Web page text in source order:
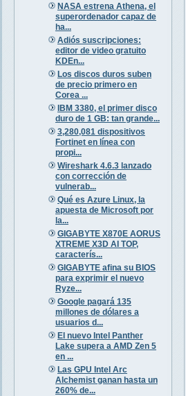
NASA estrena Athena, el
superordenador capaz de
ha...
Adiós suscripciones:
editor de video gratuito
KDEn...
Los discos duros suben
de precio primero en
Corea ...
IBM 3380, el primer disco
duro de 1 GB: tan grande...
3,280,081 dispositivos
Fortinet en línea con
propi...
Wireshark 4.6.3 lanzado
con corrección de
vulnerab...
Qué es Azure Linux, la
apuesta de Microsoft por
la...
GIGABYTE X870E AORUS
XTREME X3D AI TOP,
caracterís...
GIGABYTE afina su BIOS
para exprimir el nuevo
Ryze...
Google pagará 135
millones de dólares a
usuarios d...
El nuevo Intel Panther
Lake supera a AMD Zen 5
en ...
Las GPU Intel Arc
Alchemist ganan hasta un
260% de...